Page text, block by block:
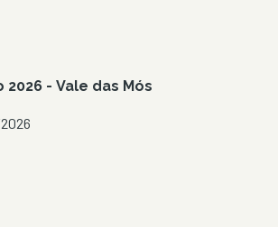
- Vale das Mós